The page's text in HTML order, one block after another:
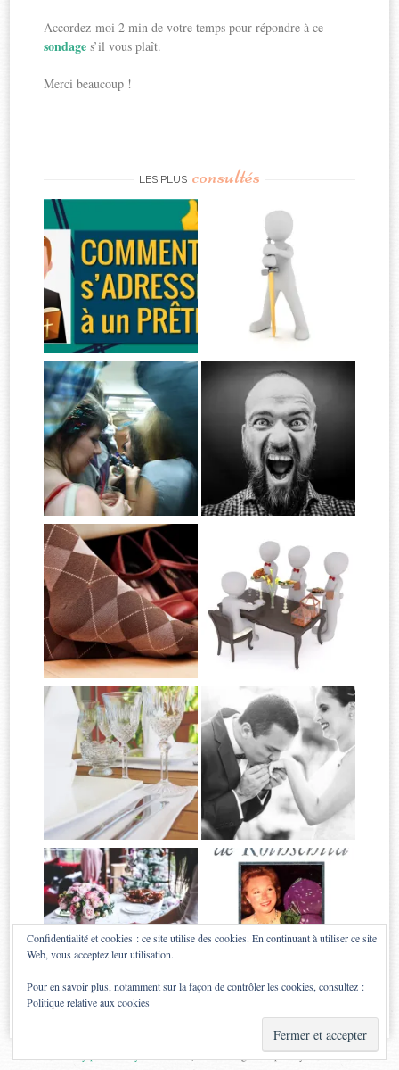
Accordez-moi 2 min de votre temps pour répondre à ce
sondages’il vous plaît.
Merci beaucoup !
LES PLUS consultés
Theme: Sugar & Spice byWebTuts.
Confidentialité et cookies : ce site utilise des cookies. En continuant à utiliser ce site
Web, vous acceptez leur utilisation.
Pour en savoir plus, notamment sur la façon de contrôler les cookies, consultez :
Politique relative aux cookies